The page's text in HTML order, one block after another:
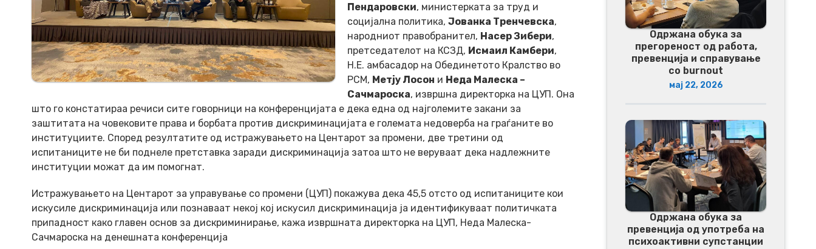
Пендаровски, министерката за труд и
социјална политика, Јованка Тренчевска,
народниот правобранител, Насер Зибери,
претседателот на КСЗД, Исмаил Камбери,
Н.Е. амбасадор на Обединетото Кралство во
РСМ, Метју Лосон и Неда Малеска –
Сачмароска, извршна директорка на ЦУП. Она
што го констатираа речиси сите говорници на конференцијата е дека една од најголемите закани за
заштитата на човековите права и борбата против дискриминацијата е големата недоверба на граѓаните во
институциите. Според резултатите од истражувањето на Центарот за промени, две третини од
испитаниците не би поднеле претставка заради дискриминација затоа што не веруваат дека надлежните
институции можат да им помогнат.
Истражувањето на Центарот за управување со промени (ЦУП) покажува дека 45,5 отсто од испитаниците кои
искусиле дискриминација или познаваат некој кој искусил дискриминација ја идентификуваат политичката
припадност како главен основ за дискриминирање, кажа извршната директорка на ЦУП, Неда Малеска-
Сачмароска на денешната конференција
Одржана обука за
прегореност од работа,
превенција и справување
со burnout
мај 22, 2026
Одржана обука за
превенција од употреба на
психоактивни супстанции